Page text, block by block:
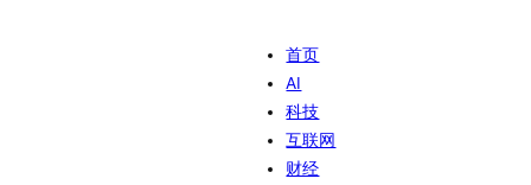
首页
AI
科技
互联网
财经